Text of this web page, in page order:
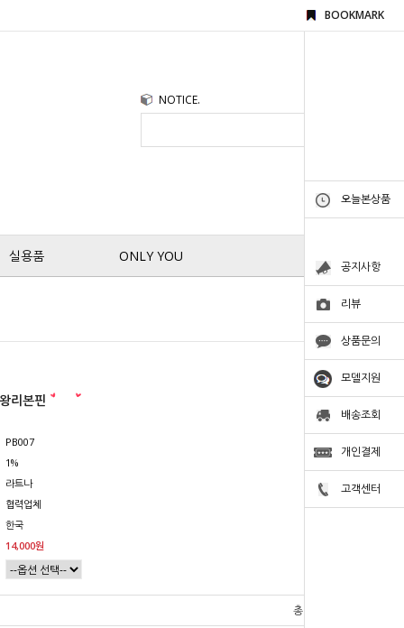
오늘본상품
공지사항
리뷰
상품문의
모델지원
배송조회
개인결제
고객센터
BOOKMARK
NOTICE.
실용품 ONLY YOU
리본핀
PB007
1%
라트나
협력업체
한국
14,000원
총 상품 금액